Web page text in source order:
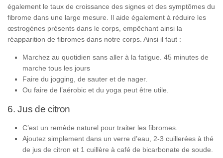
également le taux de croissance des signes et des symptômes du
fibrome dans une large mesure. Il aide également à réduire les
œstrogènes présents dans le corps, empêchant ainsi la
réapparition de fibromes dans notre corps. Ainsi il faut :
Marchez au quotidien sans aller à la fatigue. 45 minutes de
marche tous les jours
Faire du jogging, de sauter et de nager.
Ou faire de l’aérobic et du yoga peut être utile.
6. Jus de citron
C’est un remède naturel pour traiter les fibromes.
Ajoutez simplement dans un verre d’eau, 2-3 cuillerées à thé
de jus de citron et 1 cuillère à café de bicarbonate de soude.